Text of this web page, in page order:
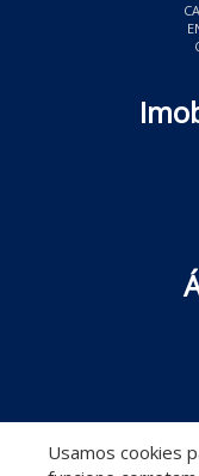
Usamos cookies